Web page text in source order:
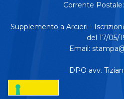
Corrente
Supplemento a Arcieri -
del 17/05/
Email:
DPO avv.